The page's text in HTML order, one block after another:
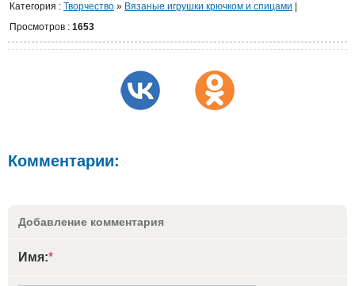
Категория : Творчество » Вязаные игрушки крючком и спицами
Просмотров : 1653
Комментарии:
Добавление комментария
Имя:*